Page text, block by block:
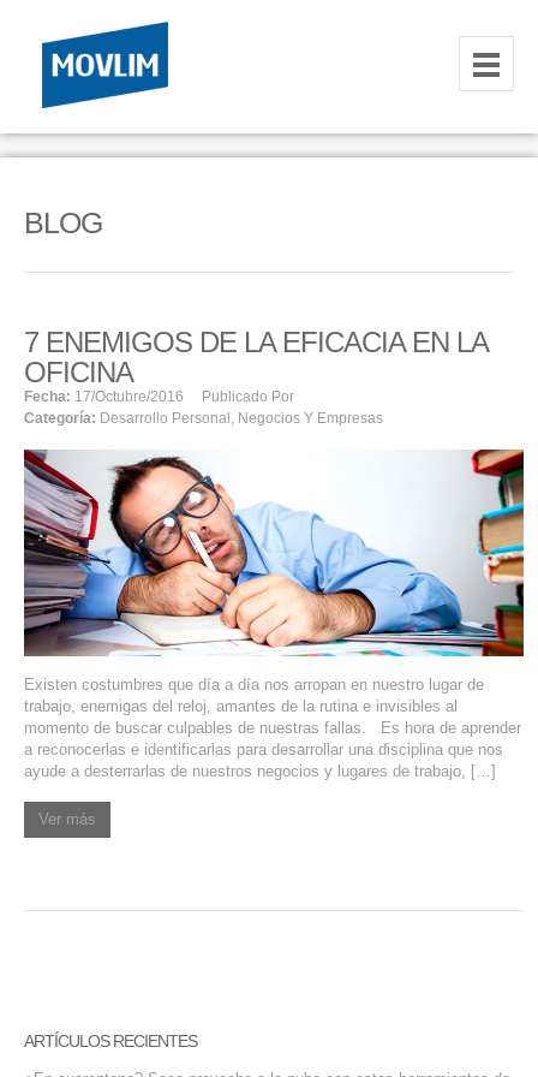
INICIO
HOSTING
HOSTING
RESELLER
SERVIDORES VPS
SERVIDORES VPS WINDOWS
SERVIDORES DEDICADOS
AGENCIA DIGITAL
PAGINAS WEB PARA NEGOCIOS
PAGINA WEB CON MANEJADOR DE CONTENIDOS
PAGINA WEB CON CATÁLOGO DE PRODUCTOS
PAGINAS WEB A MEDIDA
BLOG
7 ENEMIGOS DE LA EFICACIA EN LA
OFICINA
Fecha: 17/octubre/2016
Publicado Por
Categoría: Desarrollo Personal , Negocios Y Empresas
Existen costumbres que día a día nos arropan en nuestro lugar de
trabajo, enemigas del reloj, amantes de la rutina e invisibles al
momento de buscar culpables de nuestras fallas. Es hora de aprender
a reconocerlas e identificarlas para desarrollar una disciplina que nos
ayude a desterrarlas de nuestros negocios y lugares de trabajo, […]
Ver más
ARTÍCULOS RECIENTES